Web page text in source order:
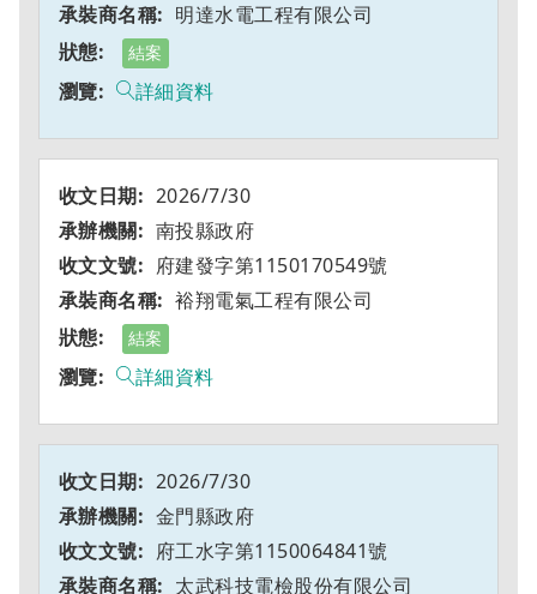
明達水電工程有限公司
結案
詳細資料
2026/7/30
南投縣政府
府建發字第1150170549號
裕翔電氣工程有限公司
結案
詳細資料
2026/7/30
金門縣政府
府工水字第1150064841號
太武科技電檢股份有限公司